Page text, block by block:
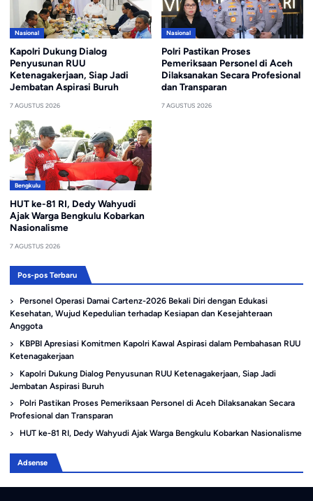
Nasional
Kapolri Dukung Dialog
Penyusunan RUU
Ketenagakerjaan, Siap Jadi
Jembatan Aspirasi Buruh
7 AGUSTUS 2026
Nasional
Polri Pastikan Proses
Pemeriksaan Personel di Aceh
Dilaksanakan Secara Profesional
dan Transparan
7 AGUSTUS 2026
Bengkulu
HUT ke-81 RI, Dedy Wahyudi
Ajak Warga Bengkulu Kobarkan
Nasionalisme
7 AGUSTUS 2026
Pos-pos Terbaru
Personel Operasi Damai Cartenz-2026 Bekali Diri dengan Edukasi
Kesehatan, Wujud Kepedulian terhadap Kesiapan dan Kesejahteraan
Anggota
KBPBI Apresiasi Komitmen Kapolri Kawal Aspirasi dalam Pembahasan RUU
Ketenagakerjaan
Kapolri Dukung Dialog Penyusunan RUU Ketenagakerjaan, Siap Jadi
Jembatan Aspirasi Buruh
Polri Pastikan Proses Pemeriksaan Personel di Aceh Dilaksanakan Secara
Profesional dan Transparan
HUT ke-81 RI, Dedy Wahyudi Ajak Warga Bengkulu Kobarkan Nasionalisme
Adsense